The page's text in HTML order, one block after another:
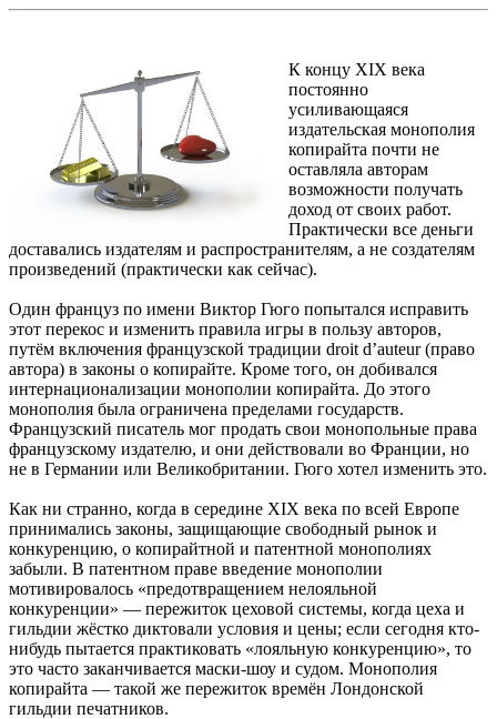
К концу XIX века
постоянно
усиливающаяся
издательская монополия
копирайта почти не
оставляла авторам
возможности получать
доход от своих работ.
Практически все деньги
доставались издателям и распространителям, а не создателям
произведений (практически как сейчас).
Один француз по имени Виктор Гюго попытался исправить
этот перекос и изменить правила игры в пользу авторов,
путём включения французской традиции droit d’auteur (право
автора) в законы о копирайте. Кроме того, он добивался
интернационализации монополии копирайта. До этого
монополия была ограничена пределами государств.
Французский писатель мог продать свои монопольные права
французскому издателю, и они действовали во Франции, но
не в Германии или Великобритании. Гюго хотел изменить это.
Как ни странно, когда в середине XIX века по всей Европе
принимались законы, защищающие свободный рынок и
конкуренцию, о копирайтной и патентной монополиях
забыли. В патентном праве введение монополии
мотивировалось «предотвращением нелояльной
конкуренции» — пережиток цеховой системы, когда цеха и
гильдии жёстко диктовали условия и цены; если сегодня кто-
нибудь пытается практиковать «лояльную конкуренцию», то
это часто заканчивается маски-шоу и судом. Монополия
копирайта — такой же пережиток времён Лондонской
гильдии печатников.